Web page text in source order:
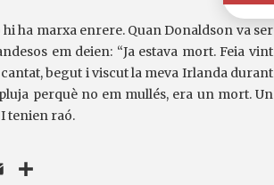
ha marxa enrere. Quan Donaldson va ser
em deien: “Ja estava mort. Feia vint
begut i viscut la meva Irlanda durant
perquè no em mullés, era un mort. Un
tenien raó.
Email